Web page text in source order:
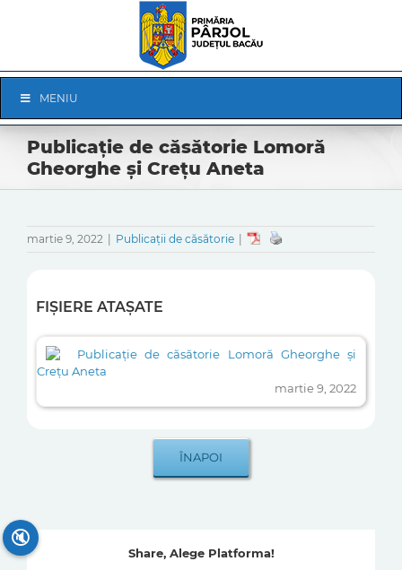
Navigation
MENIU
Publicație de căsătorie Lomoră
Gheorghe și Crețu Aneta
martie 9, 2022 Publicații de căsătorie
FIȘIERE ATAȘATE
Publicație de căsătorie Lomoră Gheorghe și
Crețu Aneta
martie 9, 2022
Share, Alege Platforma!
🔇